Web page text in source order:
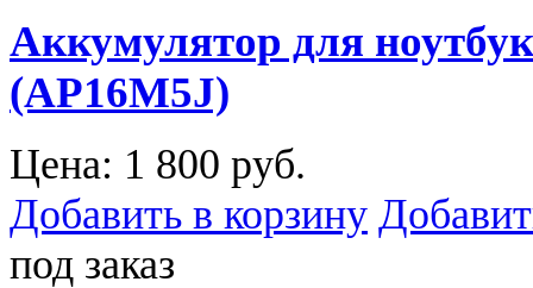
Аккумулятор для
(AP16M5J)
Цена: 1 800 руб.
Добавить в корзину
под заказ